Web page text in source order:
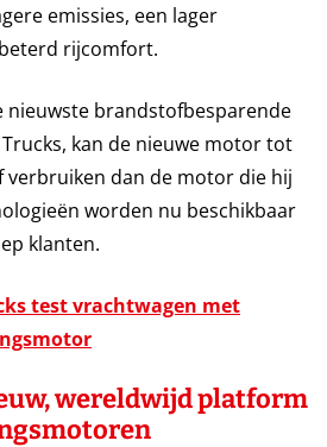
emissies, een lager
rijcomfort.
nieuwste brandstofbesparende
kan de nieuwe motor tot
dan de motor die hij
worden nu beschikbaar
klanten.
test vrachtwagen met
wereldwijd platform